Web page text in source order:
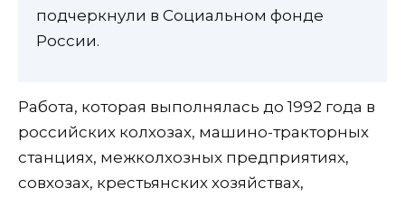
подчеркнули в Социальном фонде
России.
Работа, которая выполнялась до 1992 года в
российских колхозах, машино-тракторных
станциях, межколхозных предприятиях,
совхозах, крестьянских хозяйствах,